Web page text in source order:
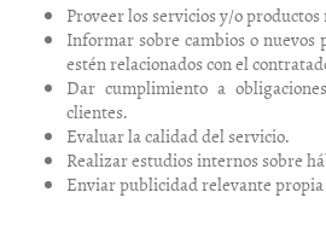
Proveer los servicios y/o
Informar sobre cambios o nuevos
estén relacionados con el
Dar cumplimiento a
clientes.
Evaluar la calidad del servicio.
Realizar estudios internos sobre
Enviar publicidad relevante propia